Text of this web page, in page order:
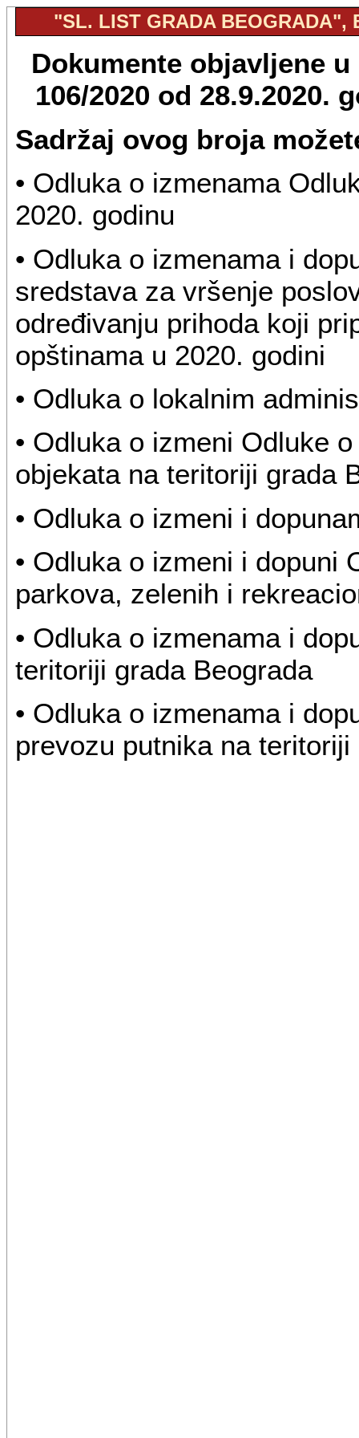
"SL. LIST GRADA BEOGRADA",
Dokumente objavljene
106/2020 od
Sadržaj ovog broja
• Odluka o izmenama
2020. godinu
• Odluka o izmenama i
sredstava za vršenje
određivanju prihoda koji
opštinama u 2020. godini
• Odluka o lokalnim
• Odluka o izmeni Odluke
objekata na teritoriji grada
• Odluka o izmeni i
• Odluka o izmeni i dopuni
parkova, zelenih i
• Odluka o izmenama i
teritoriji grada Beograda
• Odluka o izmenama i
prevozu putnika na